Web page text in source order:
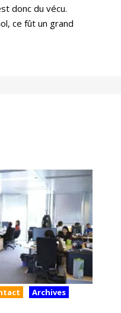
donc du vécu.
ce fût un grand
Archives